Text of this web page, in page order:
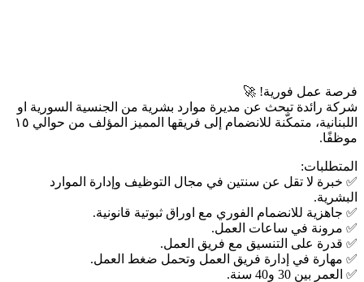
فرصة عمل فورية! 🚀
شركة رائدة تبحث عن مديرة موارد بشرية من الجنسية السورية او
اللبنانية، متمكّنة للانضمام إلى فريقها المميز المؤلف من حوالي ١٥
موظفًا.
المتطلبات:
✅ خبرة لا تقل عن سنتين في مجال التوظيف وإدارة الموارد
البشرية.
✅ جاهزية للانضمام الفوري مع اوراق ثبوتية قانونية.
✅ مرونة في ساعات العمل.
✅ قدرة على التنسيق مع فريق العمل.
✅ مهارة في إدارة فريق العمل وتحمل ضغط العمل.
✅ العمر بين 30 و40 سنة.